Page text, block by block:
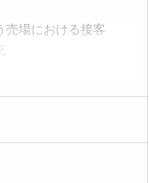
売場における接客